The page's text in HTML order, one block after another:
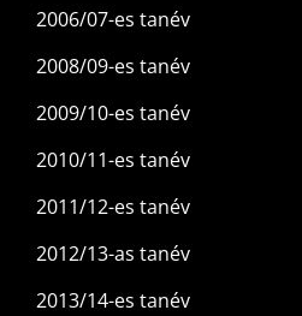
2006/07-es tanév
2008/09-es tanév
2009/10-es tanév
2010/11-es tanév
2011/12-es tanév
2012/13-as tanév
2013/14-es tanév